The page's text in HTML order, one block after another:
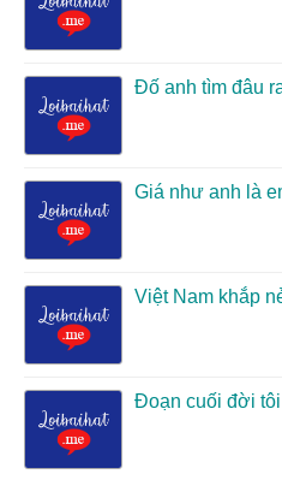
Đố anh tìm đâu
Giá như anh là
Việt Nam khắp
Đoạn cuối đời tôi